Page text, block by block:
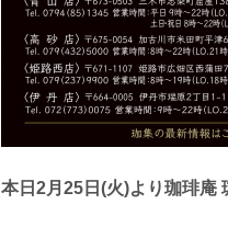
本日2月25日(火)より珈琲庵